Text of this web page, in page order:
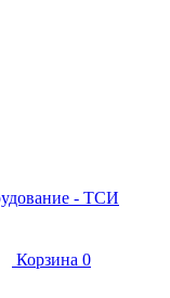
Корзина 0